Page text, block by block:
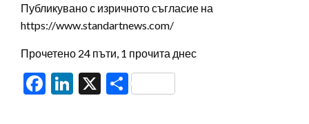
Публикувано с изричното съгласие на
https://www.standartnews.com/
Прочетено 24 пъти, 1 прочита днес
Facebook
LinkedIn
X Share